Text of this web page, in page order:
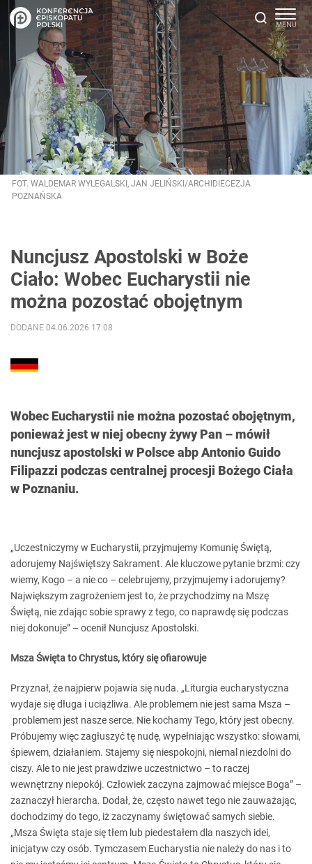
FOT. WALDEMAR WYLEGALSKI, JAN JELIŃSKI/ARCHIDIECEZJA
POZNAŃSKA
Nuncjusz Apostolski w Boże
Ciało: Wobec Eucharystii nie
można pozostać obojętnym
Wobec Eucharystii nie można pozostać obojętnym,
ponieważ jest w niej obecny żywy Pan – mówił
nuncjusz apostolski w Polsce abp Antonio Guido
Filipazzi podczas centralnej procesji Bożego Ciała
w Poznaniu.
DODANE 04.06.2026 17:08
„Uczestniczymy w Eucharystii, przyjmujemy Komunię Świętą,
adorujemy Najświętszy Sakrament. Ale kluczowe pytanie brzmi: czy
wiemy, Kogo – a nie co – celebrujemy, przyjmujemy i adorujemy?
Największym zagrożeniem jest to, że przychodzimy na Mszę
Świętą, nie zdając sobie sprawy z tego, co naprawdę się podczas
niej dokonuje” – ocenił Nuncjusz Apostolski.
Msza Święta to Chrystus, który się ofiarowuje
Przyznał, że najpierw pojawia się nuda. „Liturgia eucharystyczna
wydaje się długa i uciążliwa. Ale problemem nie jest sama Msza –
problemem jest nasze serce. Nie kochamy Tego, który jest obecny.
Próbujemy więc zagłuszyć tę nudę, wypełniając wszystko: słowami,
śpiewem, działaniem. Stajemy się niespokojni, niemal niezdolni do
ciszy. Ale to nie jest prawdziwe uczestnictwo – to raczej
wewnętrzny niepokój. Człowiek zaczyna zajmować miejsce Boga” –
zaznaczył hierarcha. Dodał, że, często nawet tego nie zauważając,
dochodzimy do tego, iż zaczynamy świętować samych siebie.
„Msza Święta staje się tłem lub piedestałem dla naszych idei,
inicjatyw czy osób. Tymczasem Eucharystia nie należy do nas i to